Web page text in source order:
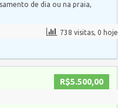
de dia ou na praia,
738 visitas, 0 hoje
R$5.500,00